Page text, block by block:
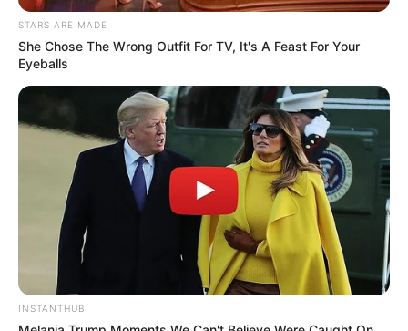
EMERGENCIAS POR LLUVIAS
FUERTES LLUVIAS
VIA AL LLANO
LIGA BETPLAY
METRO DE MEDELLÍN
FENÓMENO DEL NIÑO
STARS ARE MADE
She Chose The Wrong Outfit For TV, It's A Feast For Your
Eyeballs
INSTANTHUB